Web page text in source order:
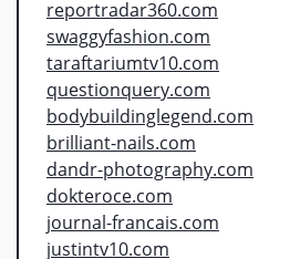
reportradar360.com
swaggyfashion.com
taraftariumtv10.com
questionquery.com
bodybuildinglegend.com
brilliant-nails.com
dandr-photography.com
dokteroce.com
journal-francais.com
justintv10.com